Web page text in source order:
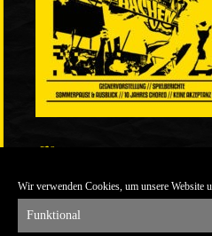
Wir verwenden Cookies, um unsere Website
Funktional
ULTRABLOG DER YELLOW
ALEMANNIA VERKAUFT MAN